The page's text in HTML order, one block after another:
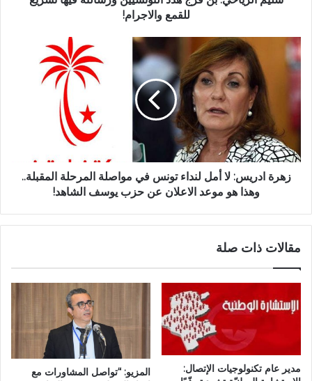
للقمع والاجرام!
زهرة ادريس: لا أمل لنداء تونس في مواصلة المرحلة المقبلة..
وهذا هو موعد الاعلان عن حزب يوسف الشاهد!
مقالات ذات صلة
مدير عام تكنولوجيات الإتصال:
المزيو: “تواصل المشاورات مع